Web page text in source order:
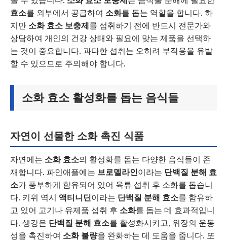
효소를 외부에서 공급하여 소화를 돕는 역할을 합니다. 하
지만 소화 효소 보충제를 섭취하기 전에 반드시 전문가와
상담하여 개인의 건강 상태와 필요에 맞는 제품을 선택하
는 것이 중요합니다. 과다한 섭취는 오히려 부작용을 유발
할 수 있으므로 주의해야 합니다.
소화 효소 활성화를 돕는 음식들
자연이 선물한 소화 촉진 식품
자연에는 소화 효소의 활성화를 돕는 다양한 음식들이 존
재합니다. 파인애플에는 브로멜라인이라는 단백질 분해 효
소가 풍부하게 함유되어 있어 육류 섭취 후 소화를 돕습니
다. 키위 역시 액티니딘이라는 단백질 분해 효소를 함유하
고 있어 고기나 유제품 섭취 후 소화를 돕는 데 효과적입니
다. 생강은 단백질 분해 효소를 활성화시키고, 위장의 운동
성을 촉진하여 소화 불량을 완화하는 데 도움을 줍니다. 또